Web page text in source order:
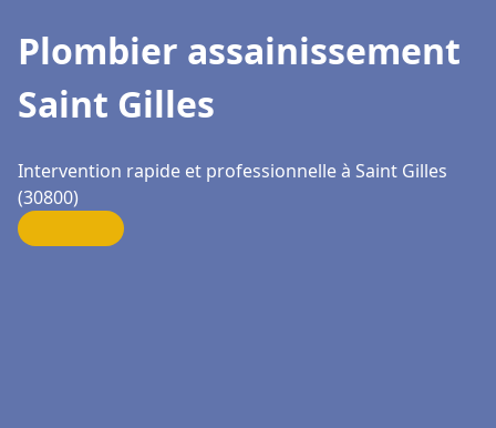
Plombier assainissement
Saint Gilles
Intervention rapide et professionnelle à Saint Gilles
(30800)